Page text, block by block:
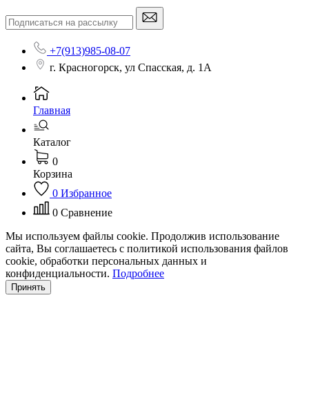
+7(913)985-08-07
г. Красногорск, ул Спасская, д. 1А
Главная
Каталог
0
Корзина
0 Избранное
0 Сравнение
Мы используем файлы cookie. Продолжив использование
сайта, Вы соглашаетесь с политикой использования файлов
cookie, обработки персональных данных и
конфиденциальности. Подробнее
Принять